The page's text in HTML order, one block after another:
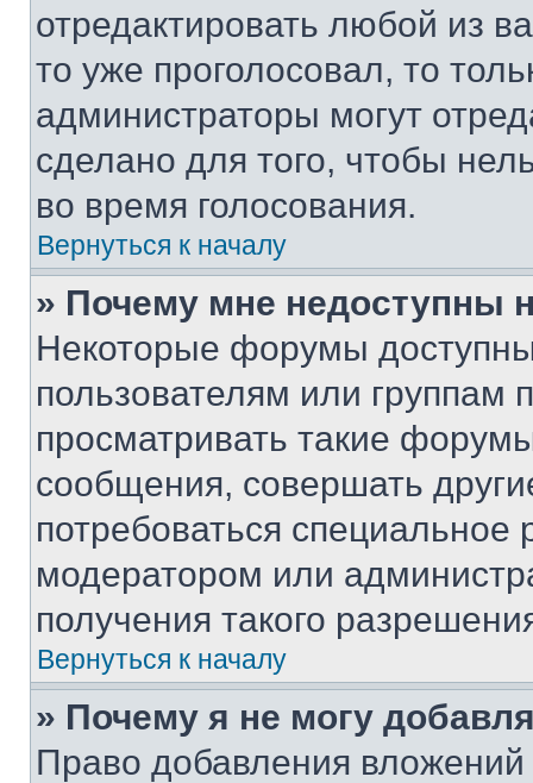
отредактировать любой из
то уже проголосовал, то
администраторы могут
сделано для того, чтобы
во время голосования.
Вернуться к началу
» Почему мне недоступны
Некоторые форумы
пользователям или группам
просматривать такие
сообщения, совершать
потребоваться
модератором или
получения такого
Вернуться к началу
» Почему я не могу
Право добавления